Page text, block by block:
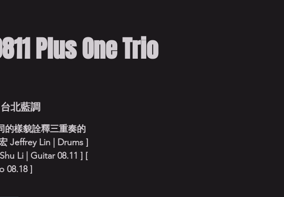
Plus One Trio
北藍調
的樣貌詮釋三重奏的
Jeffrey Lin | Drums ]
Li | Guitar 08.11 ] [
08.18 ]